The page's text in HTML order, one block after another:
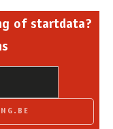
of startdata?